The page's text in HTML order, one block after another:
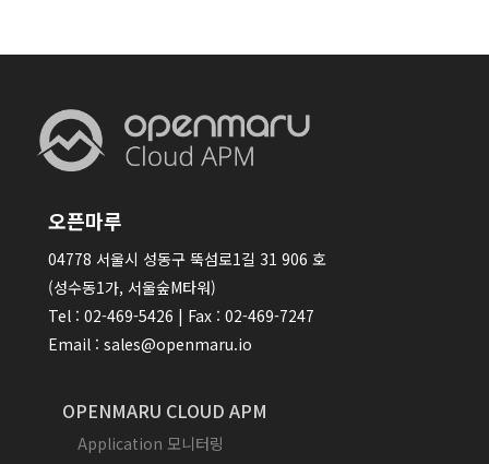
오픈마루
04778 서울시 성동구 뚝섬로1길 31 906 호
(성수동1가, 서울숲M타워)
Tel : 02-469-5426 | Fax : 02-469-7247
Email : sales@openmaru.io
OPENMARU CLOUD APM
Application 모니터링